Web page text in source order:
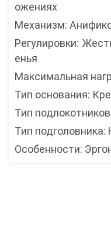
ожениях
Механизм:
Регулировки:
енья
Максимальная
Тип основания:
Тип
Тип
Особенности: